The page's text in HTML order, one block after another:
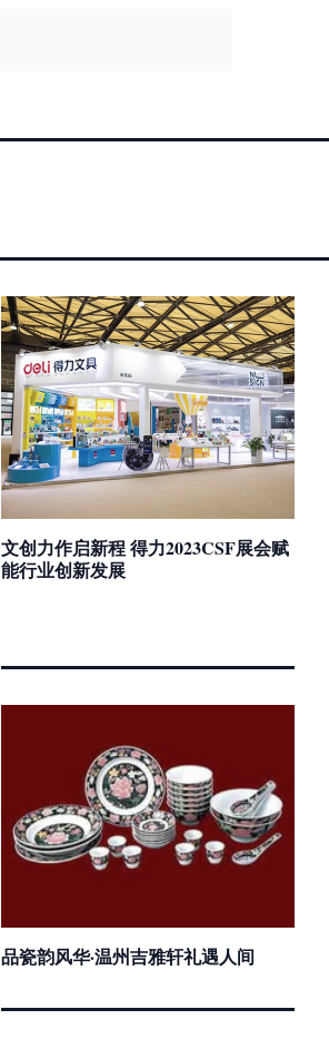
文创力作启新程 得力2023CSF展会赋
能行业创新发展
品瓷韵风华·温州吉雅轩礼遇人间